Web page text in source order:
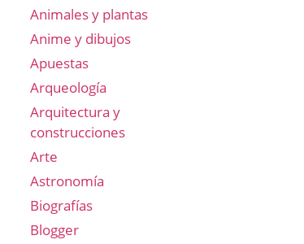
Animales y plantas
Anime y dibujos
Apuestas
Arqueología
Arquitectura y
construcciones
Arte
Astronomía
Biografías
Blogger